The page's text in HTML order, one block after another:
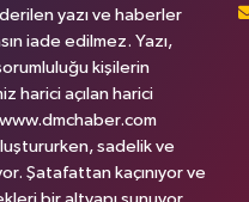
yazı ve haberler
iade edilmez. Yazı,
kişilerin
harici açılan harici
sadelik ve
Şatafattan kaçınıyor ve